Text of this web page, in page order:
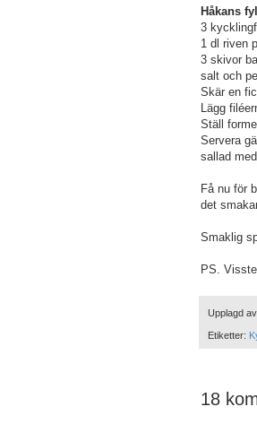
Håkans
3
1 dl riven
3 skivor
salt och
Skär en
Lägg
Ställ
Servera
sallad
Få nu för
det
Smaklig
PS.
Upplagd av
Etiketter:
18